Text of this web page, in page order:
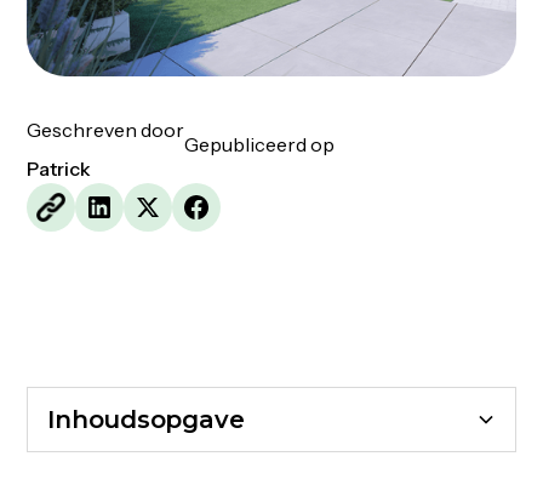
Geschreven door
Patrick
Gepubliceerd op
Inhoudsopgave